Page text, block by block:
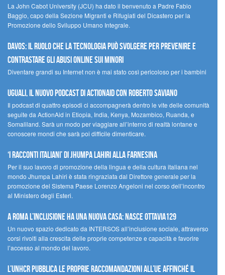
La John Cabot University (JCU) ha dato il benvenuto a Padre Fabio
Baggio, capo della Sezione Migranti e Rifugiati del Dicastero per la
Promozione dello Sviluppo Umano Integrale.
Davos: il ruolo che la tecnologia può svolgere per prevenire e
contrastare gli abusi online sui minori
Diventare grandi su Internet non è mai stato così pericoloso per i bambini
UGUALI, il nuovo podcast di ACTIONAID con Roberto Saviano
Il podcast di quattro episodi ci accompagnerà dentro le vite delle comunità
seguite da ActionAid in Etiopia, India, Kenya, Mozambico, Ruanda, e
Somaliland. Sarà un modo per viaggiare all’interno di realtà lontane e
conoscere mondi che sarà poi difficile dimenticare.
‘I racconti italiani’ di Jhumpa Lahiri alla Farnesina
Per il suo lavoro di promozione della lingua e della cultura italiana nel
mondo Jhumpa Lahiri è stata ringraziata dal Direttore generale per la
promozione del Sistema Paese Lorenzo Angeloni nel corso dell’incontro
al Ministero degli Esteri.
A Roma l’inclusione ha una nuova casa: nasce Ottavia129
Un nuovo spazio dedicato da INTERSOS all’inclusione sociale, attraverso
corsi rivolti alla crescita delle proprie competenze e capacità e favorire
l’accesso al mondo del lavoro.
L’UNHCR pubblica le proprie raccomandazioni all’UE affinché il